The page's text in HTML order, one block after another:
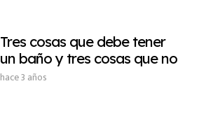
Tres cosas que debe tener
un baño y tres cosas que no
hace 3 años